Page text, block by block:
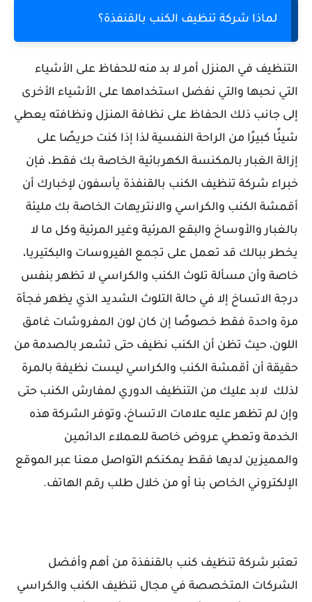
لماذا شركة تنظيف الكنب بالقنفذة؟
التنظيف في المنزل أمر لا بد منه للحفاظ على الأشياء
التي نحبها والتي نفضل استخدامها على الأشياء الأخرى
إلى جانب ذلك الحفاظ على نظافة المنزل ونظافته يعطي
شيئًا كبيرًا من الراحة النفسية لذا إذا كنت حريصًا على
إزالة الغبار بالمكنسة الكهربائية الخاصة بك فقط، فإن
خبراء شركة تنظيف الكنب بالقنفذة يأسفون لإخبارك أن
أقمشة الكنب والكراسي والانتريهات الخاصة بك مليئة
بالغبار والأوساخ والبقع المرئية وغير المرئية وكل ما لا
يخطر ببالك قد تعمل على تجمع الفيروسات والبكتيريا،
خاصة وأن مسألة تلوث الكنب والكراسي لا تظهر بنفس
درجة الاتساخ إلا في حالة التلوث الشديد الذي يظهر فجأة
مرة واحدة فقط خصوصًا إن كان لون المفروشات غامق
اللون، حيث تظن أن الكنب نظيف حتى تشعر بالصدمة من
حقيقة أن أقمشة الكنب والكراسي ليست نظيفة بالمرة
لذلك لابد عليك من التنظيف الدوري لمفارش الكنب حتى
وإن لم تظهر عليه علامات الاتساخ، وتوفر الشركة هذه
الخدمة وتعطي عروض خاصة للعملاء الدائمين
والمميزين لديها فقط يمكنكم التواصل معنا عبر الموقع
الإلكتروني الخاص بنا أو من خلال طلب رقم الهاتف.
تعتبرشركة تنظيف كنب بالقنفذة من أهم وأفضل
الشركات المتخصصة في مجال تنظيف الكنب والكراسي